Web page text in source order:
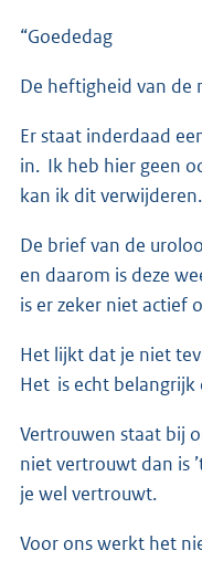
“Goededag
De heftigheid van de
Er staat inderdaad
in. Ik heb hier geen
kan ik dit verwijderen.
De brief van de
en daarom is deze
is er zeker niet actief
Het lijkt dat je niet
Het is echt
Vertrouwen staat bij
niet vertrouwt dan is
je wel vertrouwt.
Voor ons werkt het